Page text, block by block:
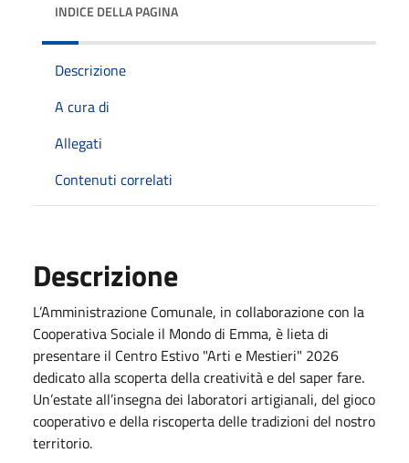
INDICE DELLA PAGINA
Descrizione
A cura di
Allegati
Contenuti correlati
Descrizione
L’Amministrazione Comunale, in collaborazione con la
Cooperativa Sociale il Mondo di Emma, è lieta di
presentare il Centro Estivo "Arti e Mestieri" 2026
dedicato alla scoperta della creatività e del saper fare.
Un’estate all’insegna dei laboratori artigianali, del gioco
cooperativo e della riscoperta delle tradizioni del nostro
territorio.